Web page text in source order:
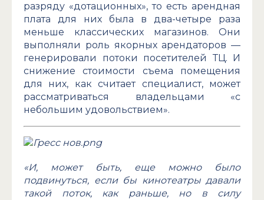
разряду «дотационных», то есть арендная
плата для них была в два-четыре раза
меньше классических магазинов. Они
выполняли роль якорных арендаторов —
генерировали потоки посетителей ТЦ. И
снижение стоимости съема помещения
для них, как считает специалист, может
рассматриваться владельцами «с
небольшим удовольствием».
«И, может быть, еще можно было
подвинуться, если бы кинотеатры давали
такой поток, как раньше, но в силу